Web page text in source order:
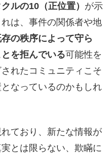
ルの10（正位置） が示
は、事件の関係者や地
の秩序によって守ら
を拒んでいる可能性を
れたコミュニティこそ
なっているのかもしれ
ており、新たな情報が
とは限らない、欺瞞に